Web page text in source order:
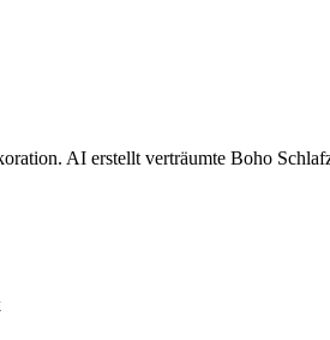
AI erstellt verträumte Boho